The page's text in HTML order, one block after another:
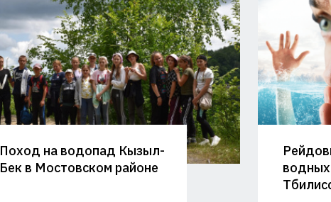
Поход на водопад Кызыл-
Бек в Мостовском районе